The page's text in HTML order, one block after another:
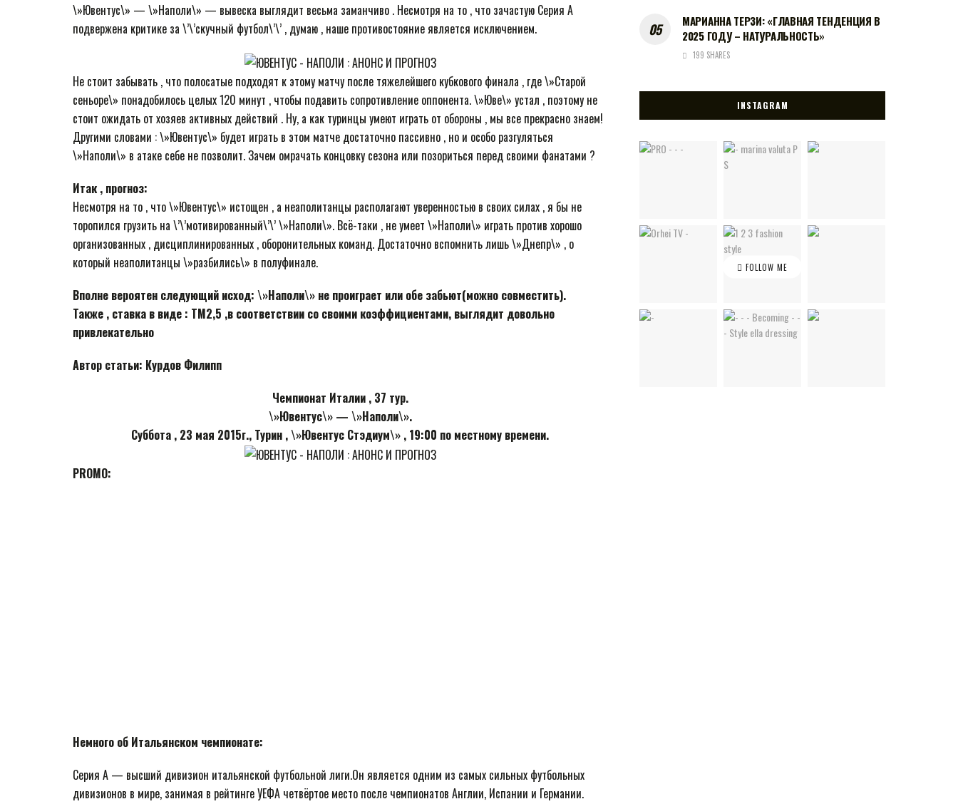
\»Ювентус\» — \»Наполи\» — вывеска выглядит весьма заманчиво . Несмотря на то , что зачастую Серия А
подвержена критике за \’\’скучный футбол\’\’ , думаю , наше противостояние является исключением.
Не стоит забывать , что полосатые подходят к этому матчу после тяжелейшего кубкового финала , где \»Старой
сеньоре\» понадобилось целых 120 минут , чтобы подавить сопротивление оппонента. \»Юве\» устал , поэтому не
стоит ожидать от хозяев активных действий . Ну, а как туринцы умеют играть от обороны , мы все прекрасно знаем!
Другими словами : \»Ювентус\» будет играть в этом матче достаточно пассивно , но и особо разгуляться
\»Наполи\» в атаке себе не позволит. Зачем омрачать концовку сезона или позориться перед своими фанатами ?
Итак , прогноз:
Несмотря на то , что \»Ювентус\» истощен , а неаполитанцы располагают уверенностью в своих силах , я бы не
торопился грузить на \’\’мотивированный\’\’ \»Наполи\». Всё-таки , не умеет \»Наполи\» играть против хорошо
организованных , дисциплинированных , оборонительных команд. Достаточно вспомнить лишь \»Днепр\» , о
который неаполитанцы \»разбились\» в полуфинале.
Вполне вероятен следующий исход: \»Наполи\» не проиграет или обе забьют(можно совместить).
Также , ставка в виде : ТМ2,5 ,в соответствии со своими коэффициентами, выглядит довольно
привлекательно
Автор статьи: Курдов Филипп
Чемпионат Италии , 37 тур.
\»Ювентус\» — \»Наполи\».
Суббота , 23 мая 2015г., Турин , \»Ювентус Стэдиум\» , 19:00 по местному времени.
PROMO:
Немного об Итальянском чемпионате:
Серия A — высший дивизион итальянской футбольной лиги.Он является одним из самых сильных футбольных
дивизионов в мире, занимая в рейтинге УЕФА четвёртое место после чемпионатов Англии, Испании и Германии.
МАРИАННА ТЕРЗИ: «ГЛАВНАЯ ТЕНДЕНЦИЯ В
2025 ГОДУ – НАТУРАЛЬНОСТЬ»
199 SHARES
INSTAGRAM
FOLLOW ME